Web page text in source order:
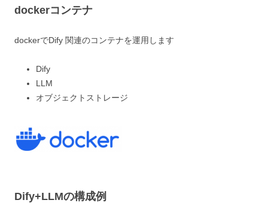
dockerコンテナ
dockerでDify 関連のコンテナを運用します
Dify
LLM
オブジェクトストレージ
Dify+LLMの構成例